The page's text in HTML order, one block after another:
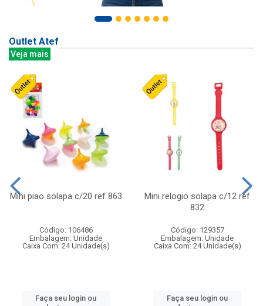
Outlet Atef
Veja mais
Mini piao solapa c/20 ref 863
Código: 106486
Embalagem: Unidade
Caixa Com: 24 Unidade(s)
Faça seu login ou
Mini relogio solapa c/12 ref
832
Código: 129357
Embalagem: Unidade
Caixa Com: 24 Unidade(s)
Faça seu login ou